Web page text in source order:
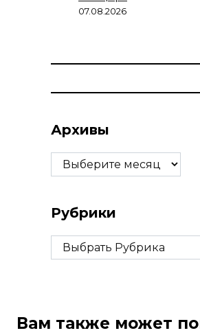
07.08.2026
Архивы
Архивы
Рубрики
Рубрики
Вам также может